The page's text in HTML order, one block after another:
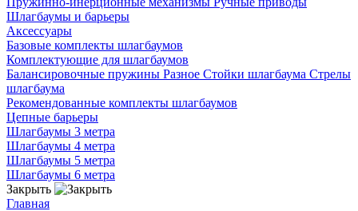
Шлагбаумы и барьеры
Аксессуары
Базовые комплекты шлагбаумов
Комплектующие для шлагбаумов
Балансировочные пружины Разное Стойки шлагбаума Стрелы
шлагбаума
Рекомендованные комплекты шлагбаумов
Цепные барьеры
Шлагбаумы 3 метра
Шлагбаумы 4 метра
Шлагбаумы 5 метра
Шлагбаумы 6 метра
Закрыть
Главная